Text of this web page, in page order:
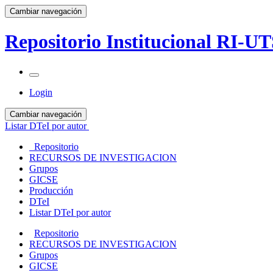
Cambiar navegación
Repositorio Institucional RI-
Login
Cambiar navegación
Listar DTeI por autor
Repositorio
RECURSOS DE INVESTIGACION
Grupos
GICSE
Producción
DTeI
Listar DTeI por autor
Repositorio
RECURSOS DE INVESTIGACION
Grupos
GICSE